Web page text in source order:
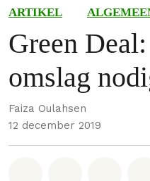
ARTIKEL
Green
omslag
Faiza Oulahsen
12 december 2019